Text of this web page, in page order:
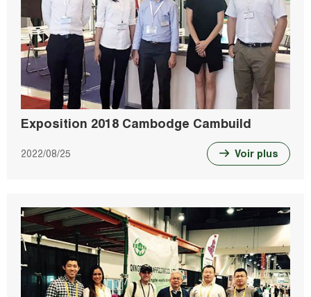
Exposition 2018 Cambodge Cambuild
2022/08/25 Voir plus